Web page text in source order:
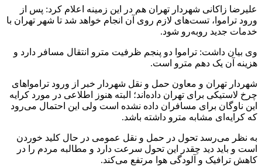
علیرضا زاکانی شهردار تهران هم در این زمینه اعلام کرد: پس از
ورود تراموا، تست‌های لازم روی آن انجام خواهد شد تا شهر تهران با
خدمات جدید روبه‌رو شود.
وی بیان داشت: تراموا دو پنجم ظرفیت مترو انتقال مسافر دارد و
هزینه آن یک دهم مترو است.
شهردار تهران و معاون حمل و نقل شهردار خبر از ورود ترامواهای
چرخ لاستیکی برای تهران داده‌اند؛ البته هنوز اطلاعی در مورد کرایه
این ناوگان برای مسافران داده نشده است ولی این احتمال می‌رود
که کرایه‌ای مشابه مترو داشته باشد.
به نظر می‌رسد تحول در حمل و نقل عمومی در حال کلید خوردن
است و باید دید چقدر این تحول سرعت دارد و مطالبه مردم را در
کاهش ترافیک و آلودگی هوا مرتفع می‌کند.